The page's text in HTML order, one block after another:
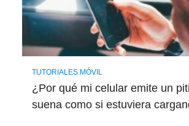
TUTORIALES MÓVIL
¿Por qué mi celular emite un
suena como si estuviera